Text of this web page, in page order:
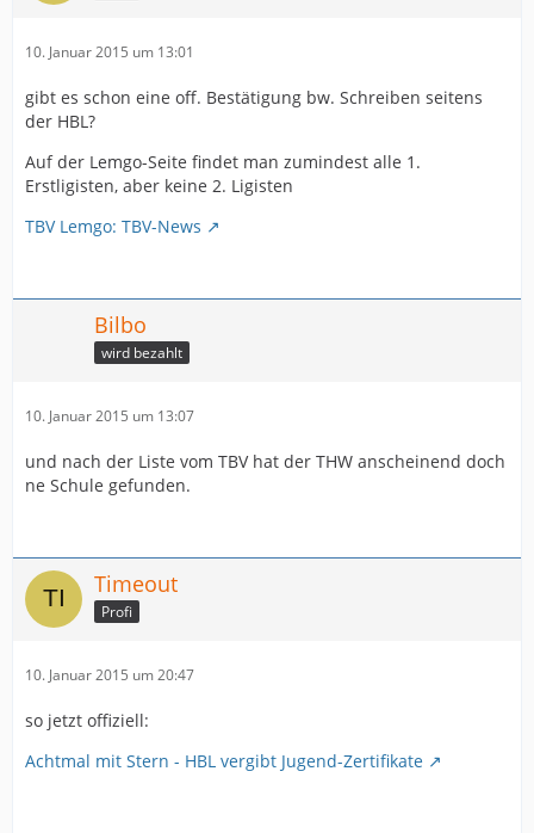
10. Januar 2015 um 13:01
gibt es schon eine off. Bestätigung bw. Schreiben seitens
der HBL?
Auf der Lemgo-Seite findet man zumindest alle 1.
Erstligisten, aber keine 2. Ligisten
TBV Lemgo: TBV-News
Bilbo
wird bezahlt
10. Januar 2015 um 13:07
und nach der Liste vom TBV hat der THW anscheinend doch
ne Schule gefunden.
Timeout
Profi
10. Januar 2015 um 20:47
so jetzt offiziell:
Achtmal mit Stern - HBL vergibt Jugend-Zertifikate